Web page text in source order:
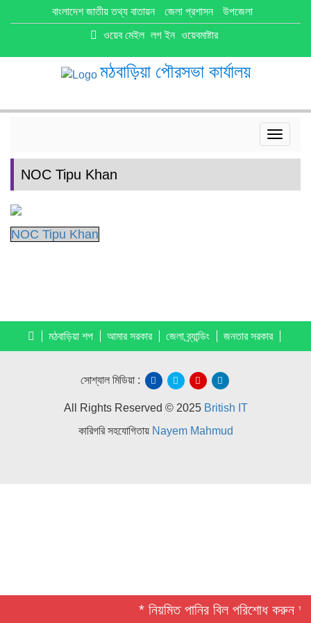
বাংলাদেশ জাতীয় তথ্য বাতায়ন জেলা প্রশাসন
উপজেলা
ওয়েব মেইল লগ ইন ওয়েবমাষ্টার
মঠবাড়িয়া পৌরসভা কার্যালয়
Toggle
NOC Tipu Khan
NOC Tipu Khan
* নিয়মিত পানির বিল পরিশোধ করুন
মঠবাড়িয়া শপ আমার সরকার জেলা ব্র্যান্ডিং জনতার সরকার
সোশ্যাল মিডিয়া :
All Rights Reserved © 2025 British IT
কারিগরি সহযোগিতায় Nayem Mahmud